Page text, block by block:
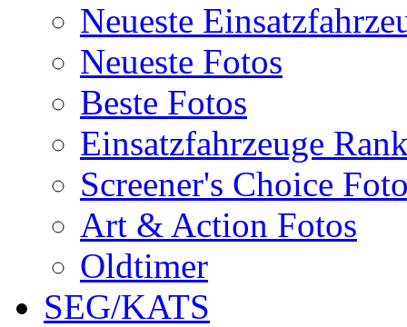
Neueste
Neueste Fotos
Beste Fotos
Einsatzfahrzeuge
Screener's Choice
Art & Action Fotos
Oldtimer
SEG/KATS